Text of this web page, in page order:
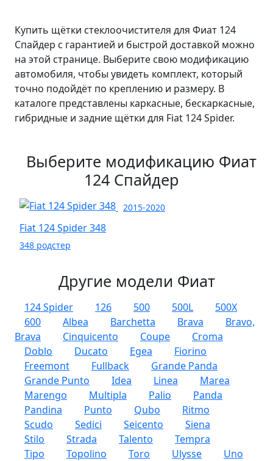
Купить щётки стеклоочистителя для Фиат 124
Спайдер с гарантией и быстрой доставкой можно
на этой странице. Выберите свою модификацию
автомобиля, чтобы увидеть комплект, который
точно подойдёт по креплению и размеру. В
каталоге представлены каркасные, бескаркасные,
гибридные и задние щётки для Fiat 124 Spider.
Выберите модификацию Фиат
124 Спайдер
2015-2020
Fiat 124 Spider 348
348 родстер
Другие модели Фиат
124 Spider 126 500 500L
500X
600
Albea Barchetta Brava
Bravo,
Brava
Cinquicento Coupe
Croma
Doblo
Ducato Egea
Fiorino
Freemont
Fullback
Grande Panda
Grande Punto
Idea Linea
Marea
Marengo
Multipla Palio
Panda
Pandina
Punto Qubo
Ritmo
Scudo
Sedici Seicento
Siena
Stilo
Strada Talento
Tempra
Tipo
Topolino Toro Ulysse Uno